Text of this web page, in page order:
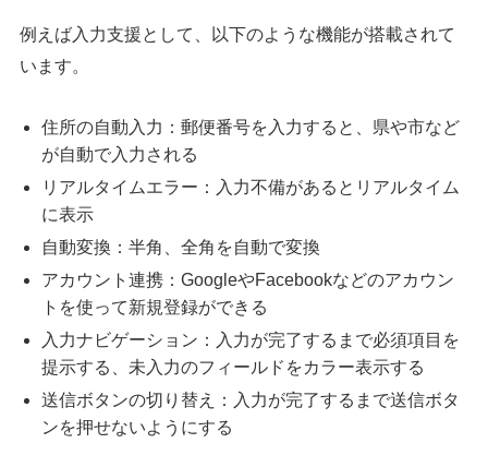
例えば入力支援として、以下のような機能が搭載されて
います。
住所の自動入力：郵便番号を入力すると、県や市など
が自動で入力される
リアルタイムエラー：入力不備があるとリアルタイム
に表示
自動変換：半角、全角を自動で変換
アカウント連携：GoogleやFacebookなどのアカウン
トを使って新規登録ができる
入力ナビゲーション：入力が完了するまで必須項目を
提示する、未入力のフィールドをカラー表示する
送信ボタンの切り替え：入力が完了するまで送信ボタ
ンを押せないようにする